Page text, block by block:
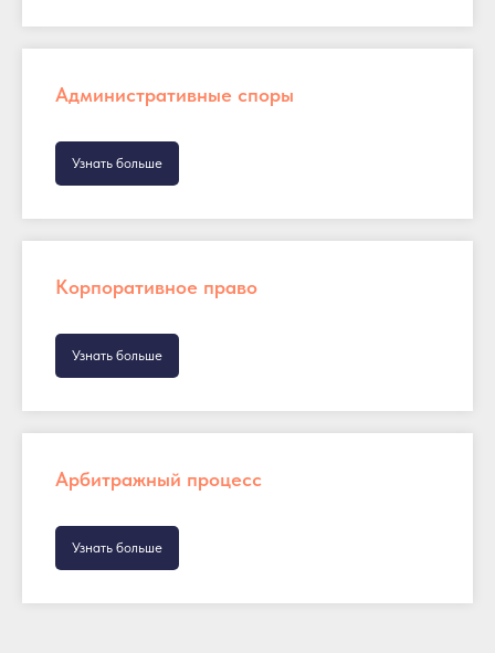
Административные споры
Узнать больше
Корпоративное право
Узнать больше
Арбитражный процесс
Узнать больше